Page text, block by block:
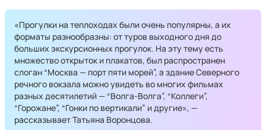
«Прогулки на теплоходах были очень популярны, а их
форматы разнообразны: от туров выходного дня до
больших экскурсионных прогулок. На эту тему есть
множество открыток и плакатов, был распространен
слоган “Москва — порт пяти морей”, а здание Северного
речного вокзала можно увидеть во многих фильмах
разных десятилетий — “Волга-Волга”, “Коллеги”,
“Горожане”, “Гонки по вертикали” и другие», —
рассказывает Татьяна Воронцова.